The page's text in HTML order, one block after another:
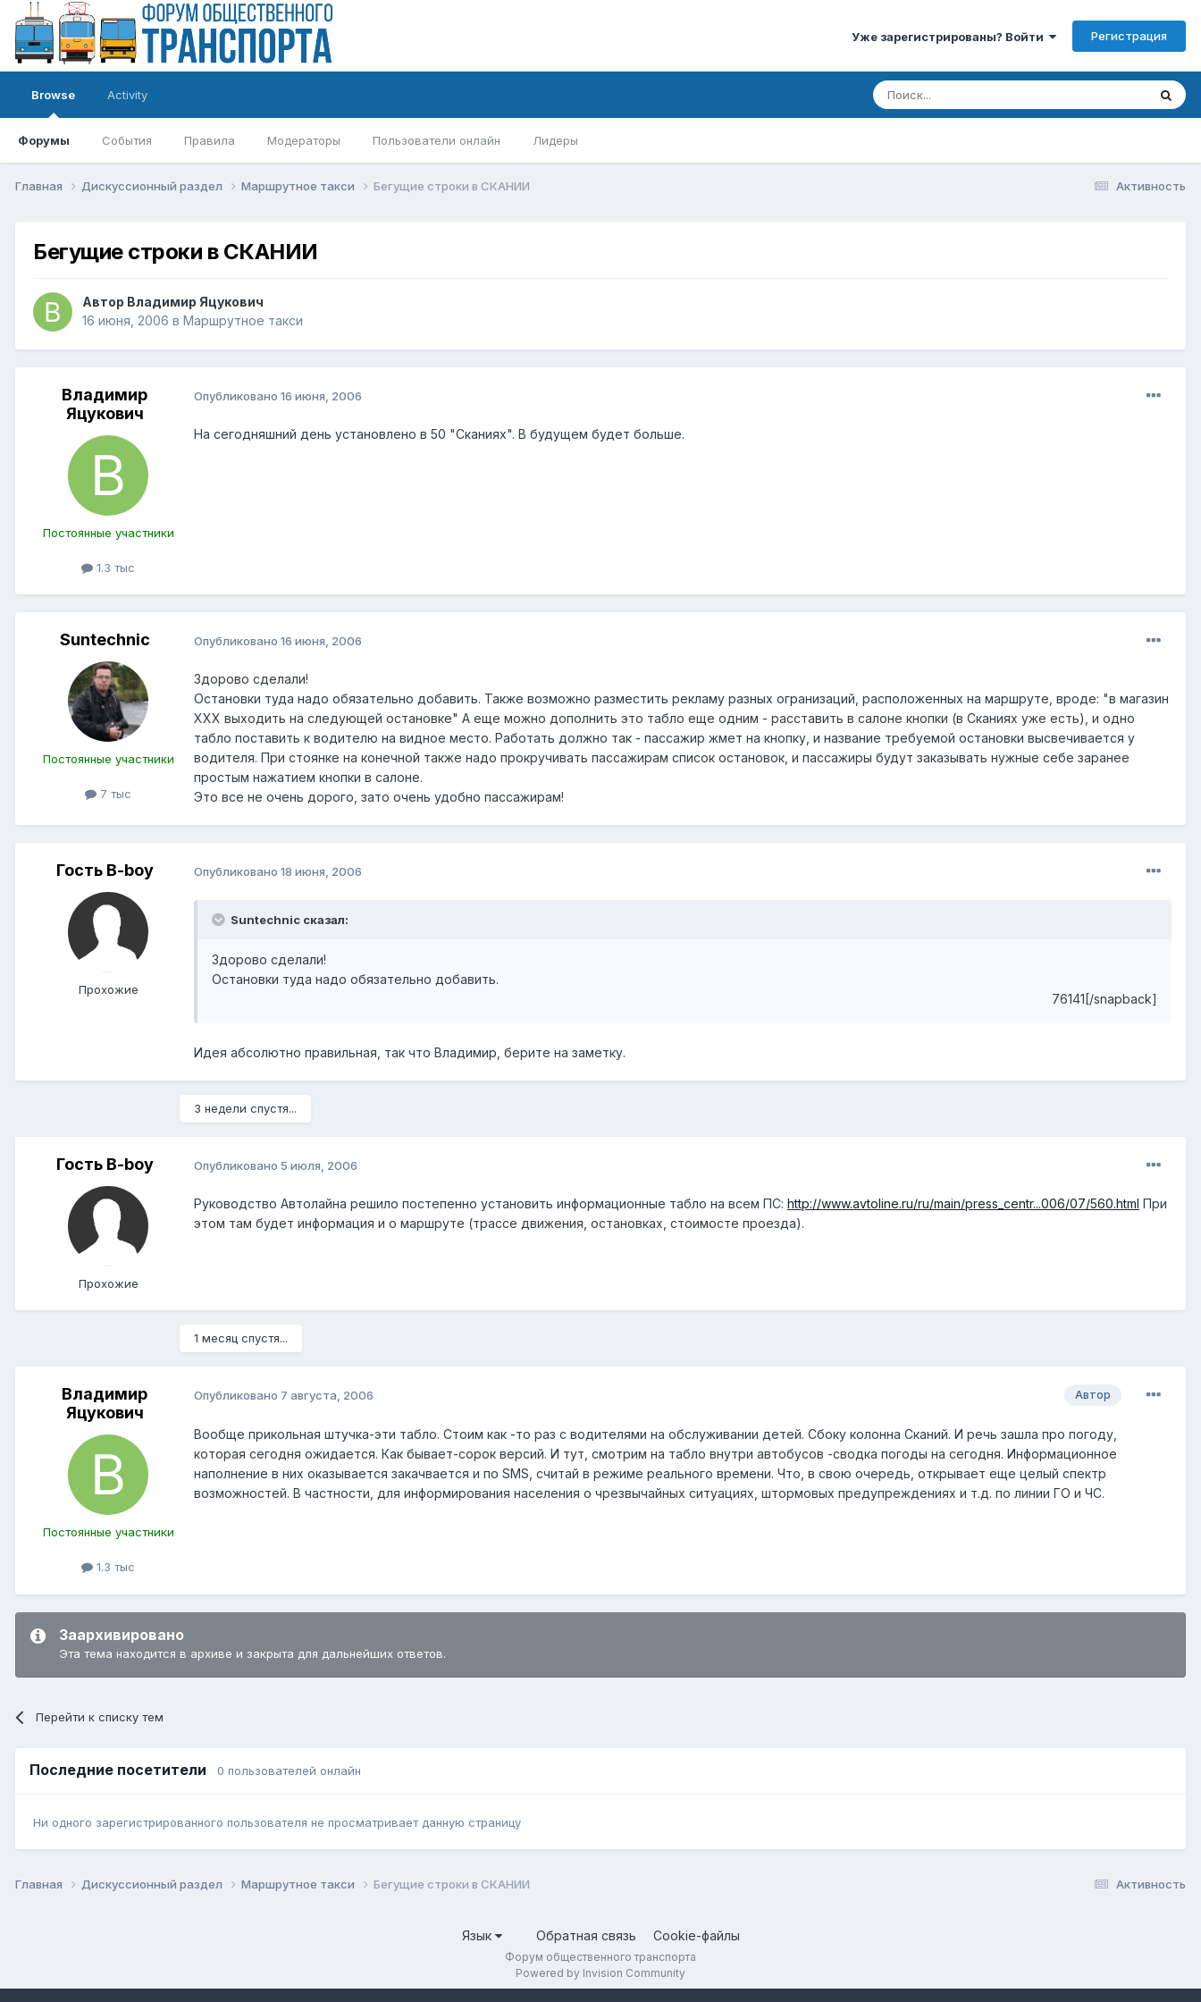
Уже зарегистрированы? Войти Регистрация
Browse
Форумы События Правила Модераторы Пользователи онлайн Лидеры
Activity
Активность
Главная Дискуссионный раздел Маршрутное такси Бегущие строки в СКАНИИ
Бегущие строки в СКАНИИ
Автор Владимир Яцукович
16 июня, 2006 в Маршрутное такси
Владимир
Яцукович
Постоянные участники
1.3 тыс
Опубликовано 16 июня, 2006
На сегодняшний день установлено в 50 "Сканиях". В будущем будет больше.
Suntechnic
Постоянные участники
7 тыс
Опубликовано 16 июня, 2006
Здорово сделали!
Остановки туда надо обязательно добавить. Также возможно разместить рекламу разных огранизаций, расположенных на маршруте, вроде: "в магазин
ХХХ выходить на следующей остановке" А еще можно дополнить это табло еще одним - расставить в салоне кнопки (в Сканиях уже есть), и одно
табло поставить к водителю на видное место. Работать должно так - пассажир жмет на кнопку, и название требуемой остановки высвечивается у
водителя. При стоянке на конечной также надо прокручивать пассажирам список остановок, и пассажиры будут заказывать нужные себе заранее
простым нажатием кнопки в салоне.
Это все не очень дорого, зато очень удобно пассажирам!
Гость B-boy
Прохожие
Опубликовано 18 июня, 2006
Suntechnic сказал:
Здорово сделали!
Остановки туда надо обязательно добавить.
76141[/snapback]
Идея абсолютно правильная, так что Владимир, берите на заметку.
3 недели спустя...
Гость B-boy
Прохожие
Опубликовано 5 июля, 2006
Руководство Автолайна решило постепенно установить информационные табло на всем ПС: http://www.avtoline.ru/ru/main/press_centr...006/07/560.html При
этом там будет информация и о маршруте (трассе движения, остановках, стоимосте проезда).
1 месяц спустя...
Владимир
Яцукович
Постоянные участники
1.3 тыс
Автор
Опубликовано 7 августа, 2006
Вообще прикольная штучка-эти табло. Стоим как -то раз с водителями на обслуживании детей. Сбоку колонна Сканий. И речь зашла про погоду,
которая сегодня ожидается. Как бывает-сорок версий. И тут, смотрим на табло внутри автобусов -сводка погоды на сегодня. Информационное
наполнение в них оказывается закачвается и по SMS, считай в режиме реального времени. Что, в свою очередь, открывает еще целый спектр
возможностей. В частности, для информирования населения о чрезвычайных ситуациях, штормовых предупреждениях и т.д. по линии ГО и ЧС.
Заархивировано
Эта тема находится в архиве и закрыта для дальнейших ответов.
Перейти к списку тем
Последние посетители 0 пользователей онлайн
Ни одного зарегистрированного пользователя не просматривает данную страницу
Активность
Главная Дискуссионный раздел Маршрутное такси Бегущие строки в СКАНИИ
Язык Обратная связь Cookie-файлы
Форум общественного транспорта
Powered by Invision Community